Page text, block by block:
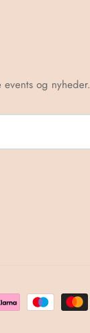
og nyheder.